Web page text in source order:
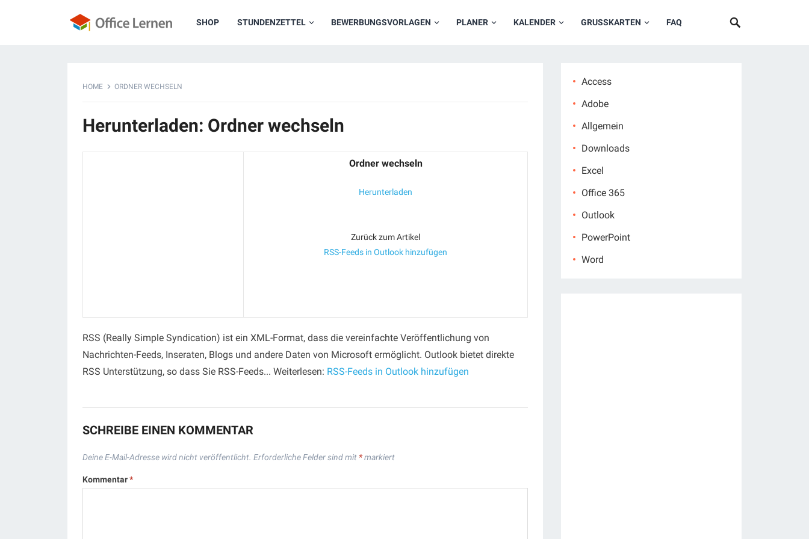
SHOP STUNDENZETTEL BEWERBUNGSVORLAGEN PLANER KALENDER GRUSSKARTEN FAQ
HOME ORDNER WECHSELN
Herunterladen: Ordner wechseln
Ordner wechseln
Herunterladen
Zurück zum Artikel
RSS-Feeds in Outlook hinzufügen
RSS (Really Simple Syndication) ist ein XML-Format, dass die vereinfachte Veröffentlichung von
Nachrichten-Feeds, Inseraten, Blogs und andere Daten von Microsoft ermöglicht. Outlook bietet direkte
RSS Unterstützung, so dass Sie RSS-Feeds... Weiterlesen: RSS-Feeds in Outlook hinzufügen
SCHREIBE EINEN KOMMENTAR
Deine E-Mail-Adresse wird nicht veröffentlicht. Erforderliche Felder sind mit *markiert
Kommentar*
Access
Adobe
Allgemein
Downloads
Excel
Office 365
Outlook
PowerPoint
Word